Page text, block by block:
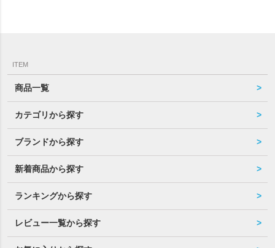
ITEM
商品一覧
カテゴリから探す
ブランドから探す
新着商品から探す
ランキングから探す
レビュー一覧から探す